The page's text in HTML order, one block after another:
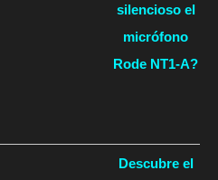
silencioso el
micrófono
Rode NT1-A?
Descubre el